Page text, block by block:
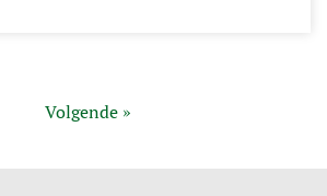
Volgende »